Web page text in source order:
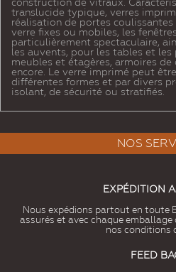
construction de vitraux.
translucide typique, verres
réalisation de portes
verre fixes ou mobiles, les
particulièrement spectaculaire,
les auvents, pour les tables et
meubles et étagères, armoires de
encore. Le verre imprimé peut
différentes formes et par divers
isolant, de sécurité ou stratifiés.
NOS
EXPÉDITION
Nous expédions partout en toute
assurés et avec chaque emballage
nos conditions
FEED